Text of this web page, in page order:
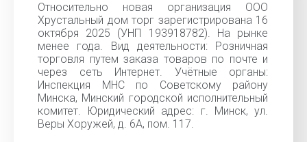
Относительно новая организация ООО
Хрустальный дом торг зарегистрирована 16
октября 2025 (УНП 193918782). На рынке
менее года. Вид деятельности: Розничная
торговля путем заказа товаров по почте и
через сеть Интернет. Учётные органы:
Инспекция МНС по Советскому району
Минска, Минский городской исполнительный
комитет. Юридический адрес: г. Минск, ул.
Веры Хоружей, д. 6А, пом. 117.